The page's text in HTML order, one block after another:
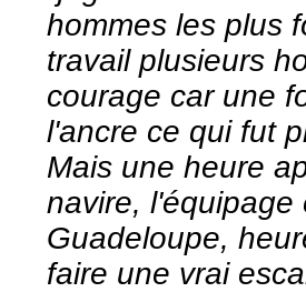
hommes les plus
travail plusieurs
courage car une
l'ancre ce qui fut
Mais une heure
navire, l'équipage
Guadeloupe,
faire une vrai